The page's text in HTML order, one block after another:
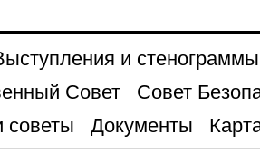
и стенограммы
Совет
Совет
советы
Документы